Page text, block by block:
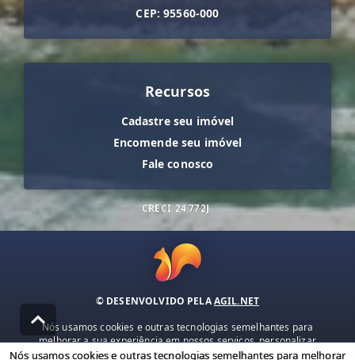
CEP: 95560-000
Recursos
Cadastre seu imóvel
Encomende seu imóvel
Fale conosco
CRECI 24.772J
© DESENVOLVIDO PELAAGIL.NET
Nós usamos cookies e outras tecnologias semelhantes para
melhorar a sua experiência em nossos serviços, personalizar
publicidade e recomendar conteúdo de seu interesse. Ao utilizar
Nós usamos cookies e outras tecnologias semelhantes para melhorar